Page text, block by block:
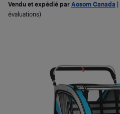
Vendu et expédié par Aosom Canada
évaluations)